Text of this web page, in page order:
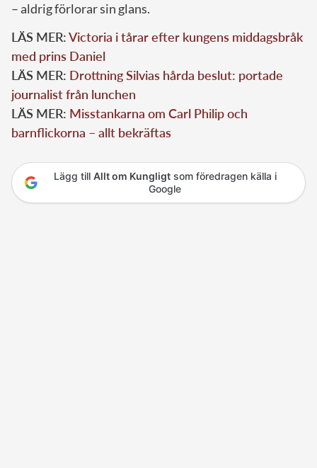
– aldrig förlorar sin glans.
LÄS MER:Victoria i tårar efter kungens middagsbråk
med prins Daniel
LÄS MER: Drottning Silvias hårda beslut: portade
journalist från lunchen
LÄS MER: Misstankarna om Carl Philip och
barnflickorna – allt bekräftas
Lägg till Allt om Kungligtsom föredragen källa i
Google